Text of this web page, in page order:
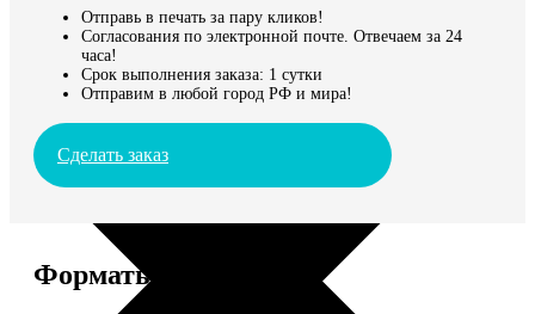
Отправь в печать за пару кликов!
Согласования по электронной почте. Отвечаем за 24
часа!
Срок выполнения заказа: 1 сутки
Отправим в любой город РФ и мира!
Сделать заказ
Форматы и цены